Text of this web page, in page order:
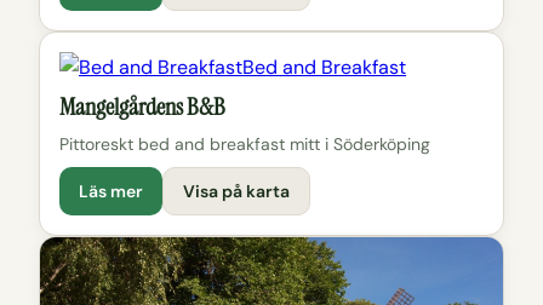
Bed and Breakfast
Mangelgårdens B&B
Pittoreskt bed and breakfast mitt i Söderköping
Läs mer Visa på karta